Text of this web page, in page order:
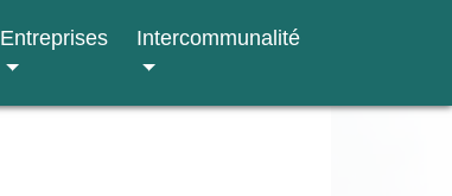
Entreprises Intercommunalité